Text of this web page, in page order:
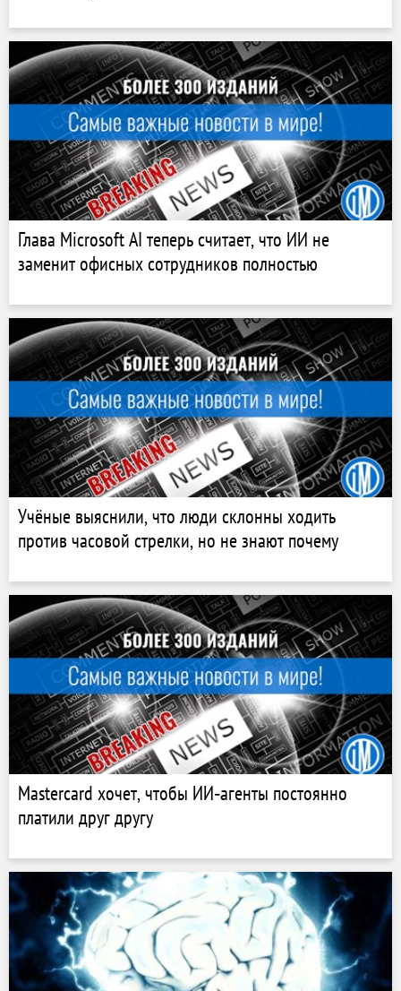
Глава Microsoft AI теперь считает, что ИИ не
заменит офисных сотрудников полностью
Учёные выяснили, что люди склонны ходить
против часовой стрелки, но не знают почему
Mastercard хочет, чтобы ИИ‑агенты постоянно
платили друг другу